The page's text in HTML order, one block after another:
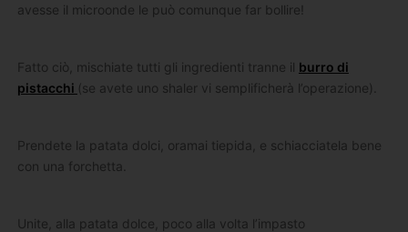
avesse il microonde le può comunque far bollire!
Fatto ciò, mischiate tutti gli ingredienti tranne il burro di
pistacchi (se avete uno shaler vi semplificherà l’operazione).
Prendete la patata dolci, oramai tiepida, e schiacciatela bene
con una forchetta.
Unite, alla patata dolce, poco alla volta l’impasto